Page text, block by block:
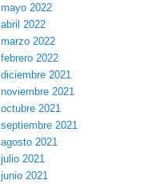
mayo 2022
abril 2022
marzo 2022
febrero 2022
diciembre 2021
noviembre 2021
octubre 2021
septiembre 2021
agosto 2021
julio 2021
junio 2021